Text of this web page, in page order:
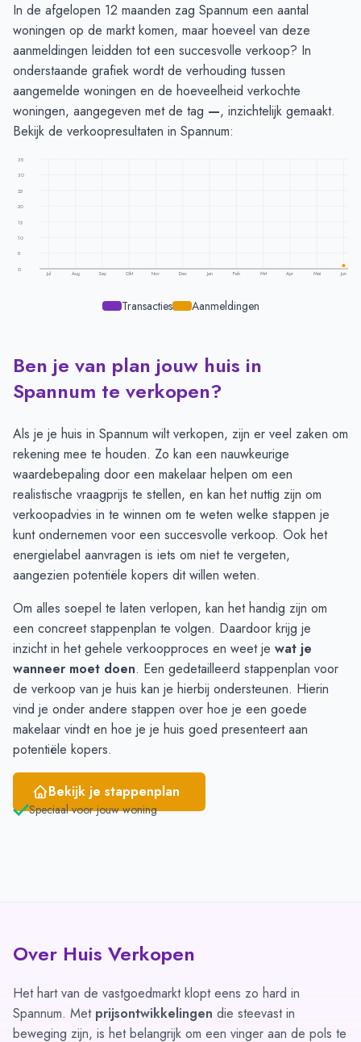
In de afgelopen 12 maanden zag Spannum een aantal
woningen op de markt komen, maar hoeveel van deze
aanmeldingen leidden tot een succesvolle verkoop? In
onderstaande grafiek wordt de verhouding tussen
aangemelde woningen en de hoeveelheid verkochte
woningen, aangegeven met de tag —, inzichtelijk gemaakt.
Bekijk de verkoopresultaten in Spannum:
35
30
25
20
15
10
5
0
Jul Aug Sep Okt Nov Dec Jan Feb Mrt Apr Mei Jun
Transacties Aanmeldingen
Transacties en aanmeldingen per maand - Spannum
Maand
Transacties
Aanmeldingen
Juli
-
-
Augustus
September
-
-
Oktober
November
-
December
-
Januari
-
-
Februari
-
-
Maart
-
-
Mei
-
-
Juni
- 1
Ben je van plan jouw huis in
Spannum te verkopen?
Als je je huis in Spannum wilt verkopen, zijn er veel zaken om
rekening mee te houden. Zo kan een nauwkeurige
waardebepaling door een makelaar helpen om een
realistische vraagprijs te stellen, en kan het nuttig zijn om
verkoopadvies in te winnen om te weten welke stappen je
kunt ondernemen voor een succesvolle verkoop. Ook het
energielabel aanvragen is iets om niet te vergeten,
aangezien potentiële kopers dit willen weten.
Om alles soepel te laten verlopen, kan het handig zijn om
een concreet stappenplan te volgen. Daardoor krijg je
inzicht in het gehele verkoopproces en weet je wat je
wanneer moet doen. Een gedetailleerd stappenplan voor
de verkoop van je huis kan je hierbij ondersteunen. Hierin
vind je onder andere stappen over hoe je een goede
makelaar vindt en hoe je je huis goed presenteert aan
potentiële kopers.
Bekijk je stappenplan
Speciaal voor jouw woning
Over Huis Verkopen
Het hart van de vastgoedmarkt klopt eens zo hard in
Spannum. Met prijsontwikkelingen die steevast in
beweging zijn, is het belangrijk om een vinger aan de pols te